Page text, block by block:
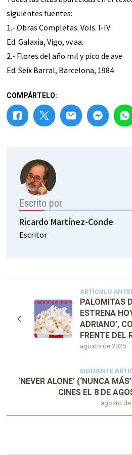
siguientes fuentes:
1.- Obras Completas. Vols. I-IV
Ed. Galaxia, Vigo, vv.aa.
2.- Flores del año mil y pico de ave
Ed. Seix Barral, Barcelona, 1984
COMPÁRTELO:
Escrito por
Ricardo Martínez-Conde
Escritor
ARTÍCULO
agosto de 2025
PALOMITAS
ESTRENA
ADRIANO’,
FRENTE DEL
SIGUIENTE
agosto de
‘NEVER ALONE’ (‘NUNCA
CINES EL 8 DE